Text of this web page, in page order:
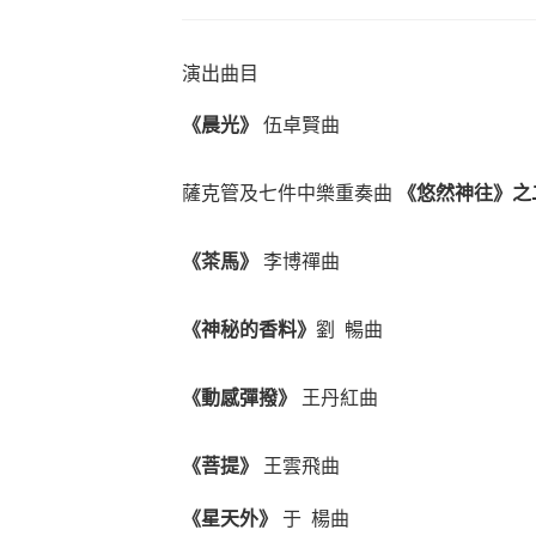
演出曲目
《晨光》 伍卓賢曲
薩克管及七件中樂重奏曲 《悠然神往》
《茶馬》 李博禪曲
《神秘的香料》 劉 暢曲
《動感彈撥》 王丹紅曲
《菩提》 王雲飛曲
《星天外》 于 楊曲